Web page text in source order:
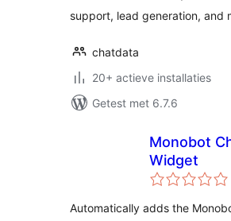
support, lead generation, and
chatdata
20+ actieve installaties
Getest met 6.7.6
Monobot
Widget
Automatically adds the